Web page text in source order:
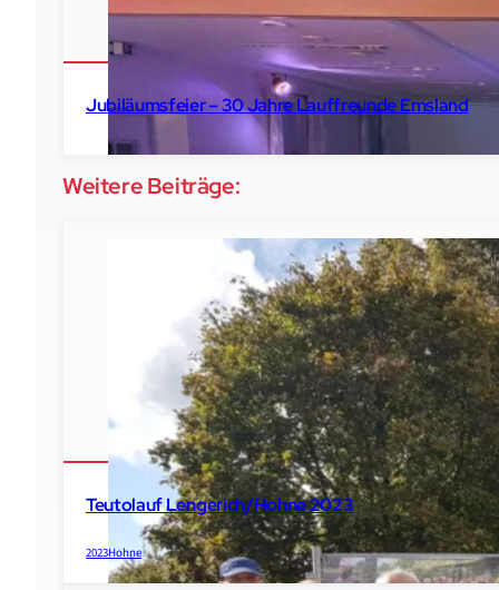
2025
Jubiläumsfeier – 30 Jahre Lauffreunde Emsland
Party
Weitere Beiträge:
Teutolauf Lengerich/Hohne 2023
2023Hohne